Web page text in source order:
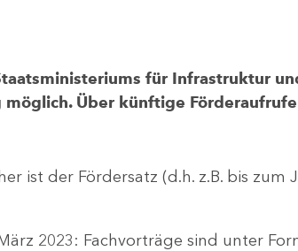
für Infrastruktur
Über künftige
ist der Fördersatz (d.h. z.B. bis zum
2023: Fachvorträge sind unter